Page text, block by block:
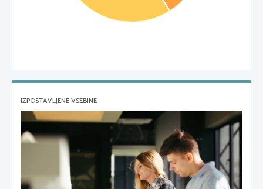
IZPOSTAVLJENE VSEBINE